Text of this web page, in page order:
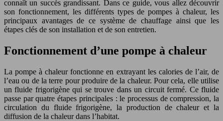
connaît un succès grandissant. Dans ce guide, vous allez découvrir
son fonctionnement, les différents types de pompes à chaleur, les
principaux avantages de ce système de chauffage ainsi que les
étapes clés de son installation et de son entretien.
Fonctionnement d’une pompe à chaleur
La pompe à chaleur fonctionne en extrayant les calories de l’air, de
l’eau ou de la terre pour produire de la chaleur. Pour cela, elle utilise
un fluide frigorigène qui se trouve dans un circuit fermé. Ce fluide
passe par quatre étapes principales : le processus de compression, la
circulation du fluide frigorigène, la production de chaleur et la
diffusion de la chaleur dans l’habitat.